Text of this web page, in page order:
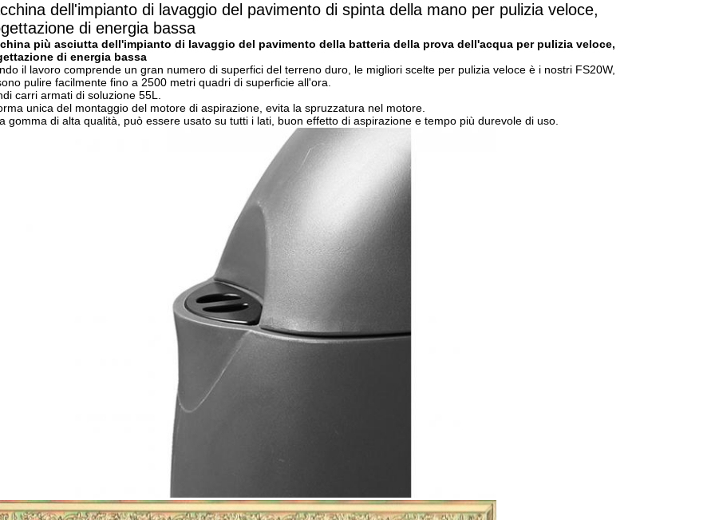
dell'impianto di lavaggio del pavimento di spinta della mano per pulizia veloce,
di energia bassa
più asciutta dell'impianto di lavaggio del pavimento della batteria della prova dell'acqua per pulizia veloce,
di energia bassa
il lavoro comprende un gran numero di superfici del terreno duro, le migliori scelte per pulizia veloce è i nostri FS20W,
pulire facilmente fino a 2500 metri quadri di superficie all'ora.
carri armati di soluzione 55L.
unica del montaggio del motore di aspirazione, evita la spruzzatura nel motore.
gomma di alta qualità, può essere usato su tutti i lati, buon effetto di aspirazione e tempo più durevole di uso.